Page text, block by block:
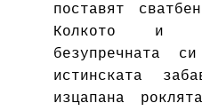
поставят
Колкото и
безупречната
истинската
изцапана